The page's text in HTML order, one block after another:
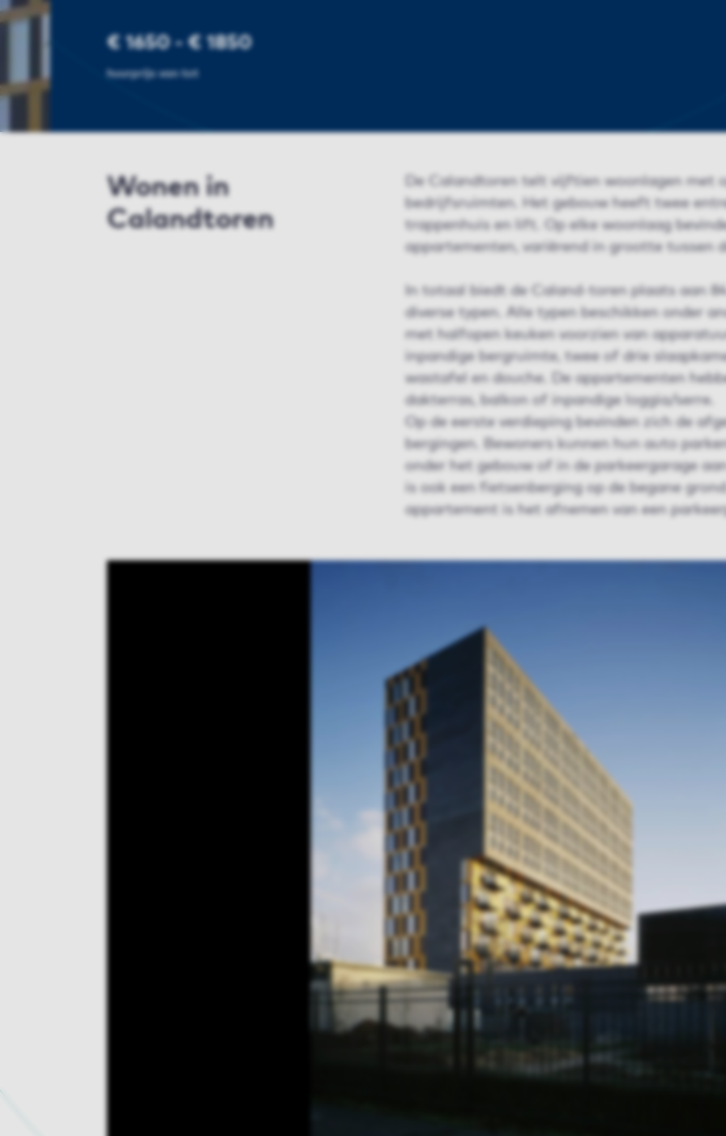
€ 1650 - € 1850
huurprijs van tot
Wonen in
Calandtoren
De Calandtoren telt vijftien woonlagen met
bedrijfsruimten. Het gebouw heeft twee
trappenhuis en lift. Op elke woonlaag
appartementen, variërend in grootte tussen
In totaal biedt de Caland-toren plaats aan
diverse typen. Alle typen beschikken onder
met halfopen keuken voorzien van
inpandige bergruimte, twee of drie
wastafel en douche. De appartementen
dakterras, balkon of inpandige loggia/serre.
Op de eerste verdieping bevinden zich de
bergingen. Bewoners kunnen hun auto
onder het gebouw of in de parkeergarage
is ook een fietsenberging op de begane
appartement is het afnemen van een